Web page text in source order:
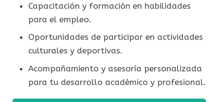
Capacitación y formación en habilidades
para el empleo.
Oportunidades de participar en actividades
culturales y deportivas.
Acompañamiento y asesoría personalizada
para tu desarrollo académico y profesional.